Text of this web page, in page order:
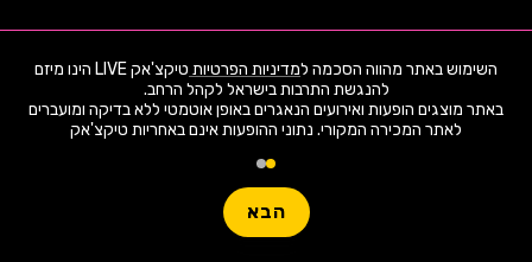
השימוש באתר מהווה הסכמה למדיניות הפרטיות
טיקצ'אק LIVE הינו מיזם
באתר מוצגים הופעות ואירועים הנאגרים באופן אוטמטי ללא בדיקה ומועברים
לאתר המכירה המקורי. נתוני ההופעות אינם באחריות טיקצ'אק
הבא
חפשו הופעה
חפשו הופעה